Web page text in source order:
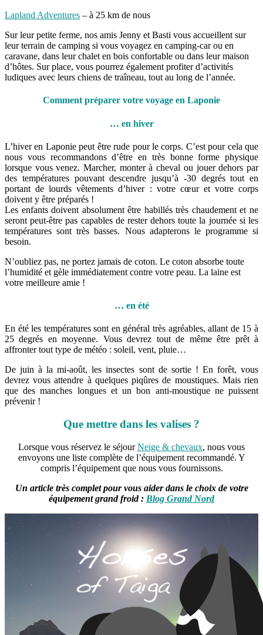
Lapland Adventures – à 25 km de nous
Sur leur petite ferme, nos amis Jenny et Basti vous accueillent sur
leur terrain de camping si vous voyagez en camping-car ou en
caravane, dans leur chalet en bois confortable ou dans leur maison
d’hôtes. Sur place, vous pourrez également profiter d’activités
ludiques avec leurs chiens de traîneau, tout au long de l’année.
Comment préparer votre voyage en Laponie
… en hiver
L’hiver en Laponie peut être rude pour le corps. C’est pour cela que
nous vous recommandons d’être en très bonne forme physique
lorsque vous venez. Marcher, monter à cheval ou jouer dehors par
des températures pouvant descendre jusqu’à -30 degrés tout en
portant de lourds vêtements d’hiver : votre cœur et votre corps
doivent y être préparés !
Les enfants doivent absolument être habillés très chaudement et ne
seront peut-être pas capables de rester dehors toute la journée si les
températures sont très basses. Nous adapterons le programme si
besoin.
N’oubliez pas, ne portez jamais de coton. Le coton absorbe toute
l’humidité et gèle immédiatement contre votre peau. La laine est
votre meilleure amie !
… en été
En été les températures sont en général très agréables, allant de 15 à
25 degrés en moyenne. Vous devrez tout de même être prêt à
affronter tout type de météo : soleil, vent, pluie…
De juin à la mi-août, les insectes sont de sortie ! En forêt, vous
devrez vous attendre à quelques piqûres de moustiques. Mais rien
que des manches longues et un bon anti-moustique ne puissent
prévenir !
Que mettre dans les valises ?
Lorsque vous réservez le séjourNeige & chevaux, nous vous
envoyons une liste complète de l’équipement recommandé. Y
compris l’équipement que nous vous fournissons.
Un article très complet pour vous aider dans le choix de votre
équipement grand froid : Blog Grand Nord